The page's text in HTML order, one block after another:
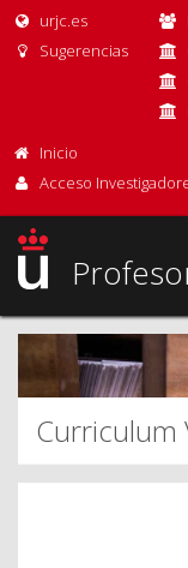
urjc.es
Sugerencias
Inicio
Acceso
Curriculum